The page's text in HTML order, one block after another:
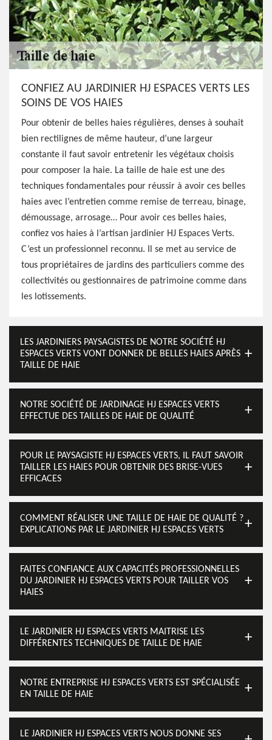
CONFIEZ AU JARDINIER HJ ESPACES VERTS LES
SOINS DE VOS HAIES
Pour obtenir de belles haies régulières, denses à souhait
bien rectilignes de même hauteur, d’une largeur
constante il faut savoir entretenir les végétaux choisis
pour composer la haie. La taille de haie est une des
techniques fondamentales pour réussir à avoir ces belles
haies avec l’entretien comme remise de terreau, binage,
démoussage, arrosage… Pour avoir ces belles haies,
confiez vos haies à l’artisan jardinier HJ Espaces Verts.
C’est un professionnel reconnu. Il se met au service de
tous propriétaires de jardins des particuliers comme des
collectivités ou gestionnaires de patrimoine comme dans
les lotissements.
LES JARDINIERS PAYSAGISTES DE NOTRE SOCIÉTÉ HJ
ESPACES VERTS VONT DONNER DE BELLES HAIES APRÈS
TAILLE DE HAIE
NOTRE SOCIÉTÉ DE JARDINAGE HJ ESPACES VERTS
EFFECTUE DES TAILLES DE HAIE DE QUALITÉ
POUR LE PAYSAGISTE HJ ESPACES VERTS, IL FAUT SAVOIR
TAILLER LES HAIES POUR OBTENIR DES BRISE-VUES
EFFICACES
COMMENT RÉALISER UNE TAILLE DE HAIE DE QUALITÉ ?
EXPLICATIONS PAR LE JARDINIER HJ ESPACES VERTS
FAITES CONFIANCE AUX CAPACITÉS PROFESSIONNELLES
DU JARDINIER HJ ESPACES VERTS POUR TAILLER VOS
HAIES
LE JARDINIER HJ ESPACES VERTS MAITRISE LES
DIFFÉRENTES TECHNIQUES DE TAILLE DE HAIE
NOTRE ENTREPRISE HJ ESPACES VERTS EST SPÉCIALISÉE
EN TAILLE DE HAIE
LE JARDINIER HJ ESPACES VERTS NOUS DONNE SES